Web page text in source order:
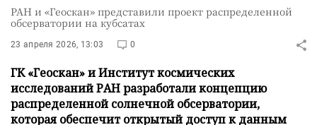
РАН и «Геоскан» представили проект распределенной
обсерватории на кубсатах
23 апреля 2026, 13:03 0
ГК «Геоскан» и Институт космических
исследований РАН разработали концепцию
распределенной солнечной обсерватории,
которая обеспечит открытый доступ к данным